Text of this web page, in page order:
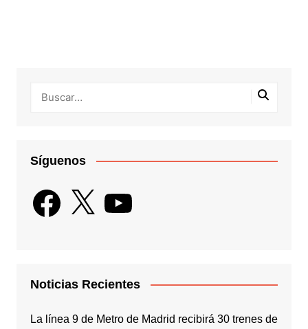
Síguenos
Facebook
X YouTube
Noticias Recientes
La línea 9 de Metro de Madrid recibirá 30 trenes de